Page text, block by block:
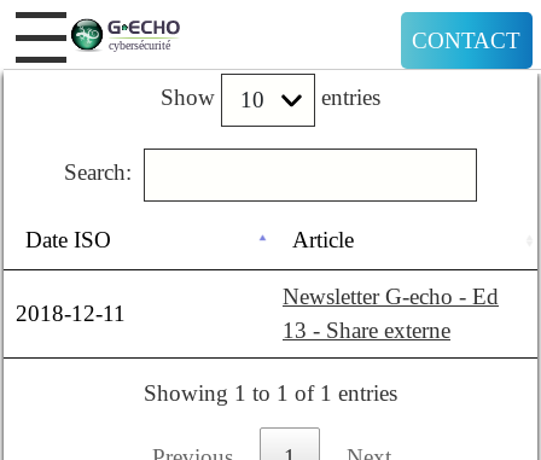
CONTACT
Show entries
Search:
Date ISO Article
2018-12-11
Newsletter G-echo - Ed
13 - Share externe
Showing 1 to 1 of 1 entries